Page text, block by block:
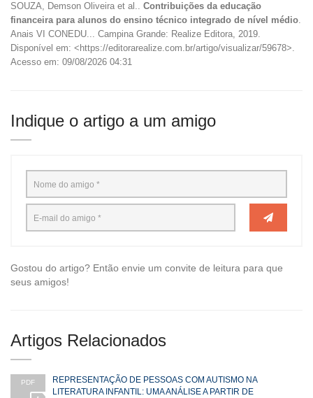
SOUZA, Demson Oliveira et al.. Contribuições da educação
financeira para alunos do ensino técnico integrado de nível médio.
Anais VI CONEDU... Campina Grande: Realize Editora, 2019.
Disponível em: <https://editorarealize.com.br/artigo/visualizar/59678>.
Acesso em: 09/08/2026 04:31
Indique o artigo a um amigo
Gostou do artigo? Então envie um convite de leitura para que
seus amigos!
Artigos Relacionados
PDF
REPRESENTAÇÃO DE PESSOAS COM AUTISMO NA
LITERATURA INFANTIL: UMA ANÁLISE A PARTIR DE